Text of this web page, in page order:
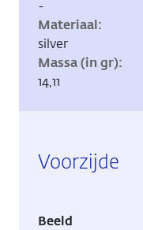
-
Materiaal
silver
Massa (in gr)
14,11
Voorzijde
Beeld